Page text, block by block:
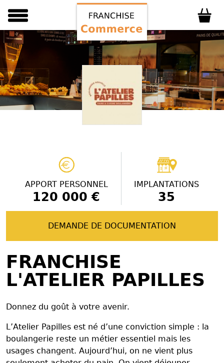
APPORT PERSONNEL
120 000 €
IMPLANTATIONS
35
DEMANDE DE DOCUMENTATION
FRANCHISE
L'ATELIER PAPILLES
Donnez du goût à votre avenir.
L’Atelier Papilles est né d’une conviction simple : la
boulangerie reste un métier essentiel mais les
usages changent. Aujourd’hui, on ne vient plus